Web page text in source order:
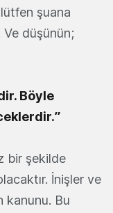
şuana
Ve düşünün;
Böyle
bir şekilde
İnişler ve
kanunu. Bu